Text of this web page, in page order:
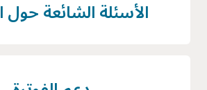
الأسئلة الشائعة حول